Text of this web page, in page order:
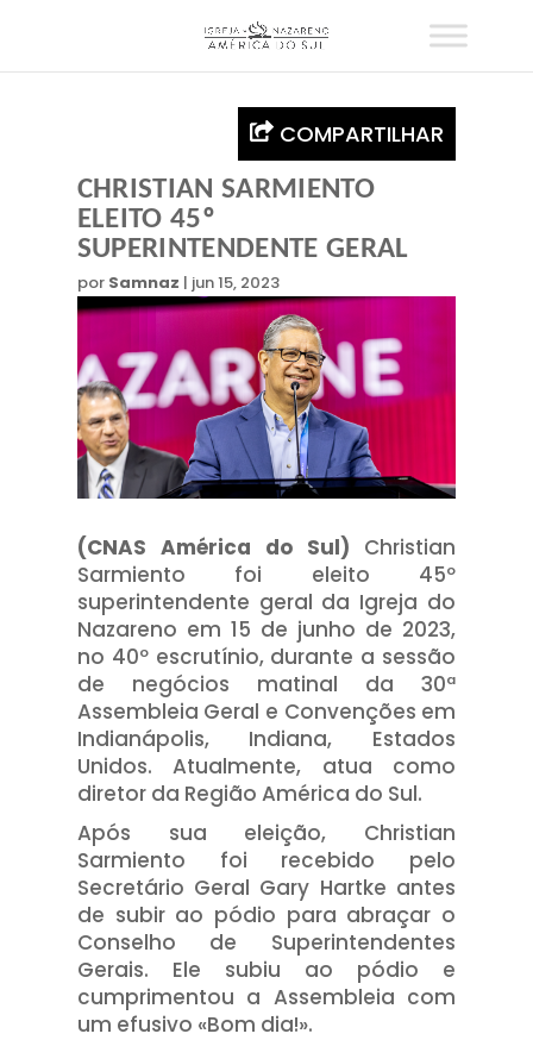
COMPARTILHAR
CHRISTIAN SARMIENTO
ELEITO 45º
SUPERINTENDENTE GERAL
por Samnaz | jun 15, 2023
(CNAS América do Sul) Christian
Sarmiento foi eleito 45º
superintendente geral da Igreja do
Nazareno em 15 de junho de 2023,
no 40º escrutínio, durante a sessão
de negócios matinal da 30ª
Assembleia Geral e Convenções em
Indianápolis, Indiana, Estados
Unidos. Atualmente, atua como
diretor da Região América do Sul.
Após sua eleição, Christian
Sarmiento foi recebido pelo
Secretário Geral Gary Hartke antes
de subir ao pódio para abraçar o
Conselho de Superintendentes
Gerais. Ele subiu ao pódio e
cumprimentou a Assembleia com
um efusivo «Bom dia!».